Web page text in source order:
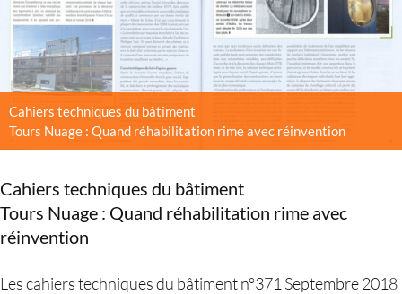
Cahiers techniques du bâtiment
Tours Nuage : Quand réhabilitation rime avec réinvention
Cahiers techniques du bâtiment
Tours Nuage : Quand réhabilitation rime avec
réinvention
Les cahiers techniques du bâtiment n°371 Septembre 2018